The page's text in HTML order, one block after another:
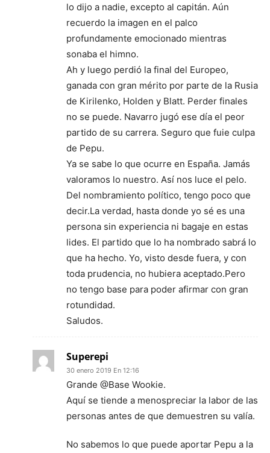
lo dijo a nadie, excepto al capitán. Aún
recuerdo la imagen en el palco
profundamente emocionado mientras
sonaba el himno.
Ah y luego perdió la final del Europeo,
ganada con gran mérito por parte de la Rusia
de Kirilenko, Holden y Blatt. Perder finales
no se puede. Navarro jugó ese día el peor
partido de su carrera. Seguro que fuie culpa
de Pepu.
Ya se sabe lo que ocurre en España. Jamás
valoramos lo nuestro. Así nos luce el pelo.
Del nombramiento político, tengo poco que
decir.La verdad, hasta donde yo sé es una
persona sin experiencia ni bagaje en estas
lides. El partido que lo ha nombrado sabrá lo
que ha hecho. Yo, visto desde fuera, y con
toda prudencia, no hubiera aceptado.Pero
no tengo base para poder afirmar con gran
rotundidad.
Saludos.
Superepi
30 enero 2019 En 12:16
Grande @Base Wookie.
Aquí se tiende a menospreciar la labor de las
personas antes de que demuestren su valía.
No sabemos lo que puede aportar Pepu a la